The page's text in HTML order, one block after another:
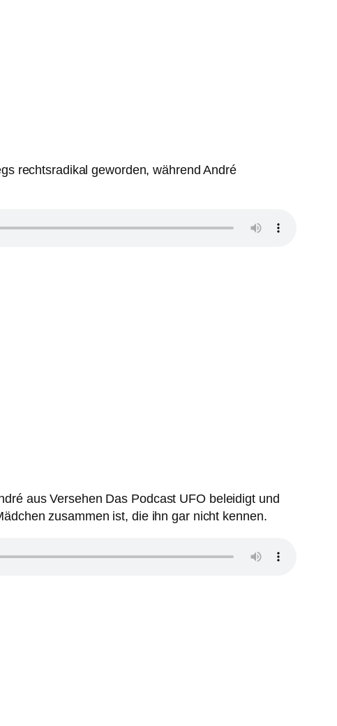
rechtsradikal geworden, während André
aus Versehen Das Podcast UFO beleidigt und
zusammen ist, die ihn gar nicht kennen.